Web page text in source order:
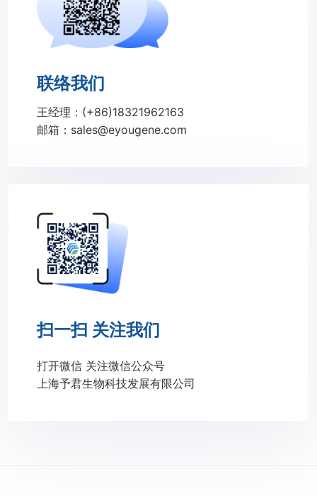
联络我们
王经理：(+86)18321962163
邮箱：sales@eyougene.com
扫一扫 关注我们
打开微信 关注微信公众号
上海予君生物科技发展有限公司